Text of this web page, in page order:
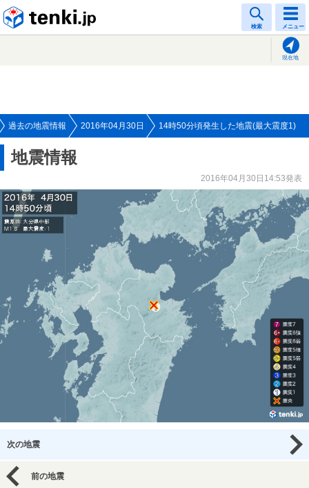
検索 メニュー
現在地
過去の地震情報 2016年04月30日 14時50分頃発生した地震(最大震度1)
地震情報
2016年04月30日14:53発表
次の地震
前の地震